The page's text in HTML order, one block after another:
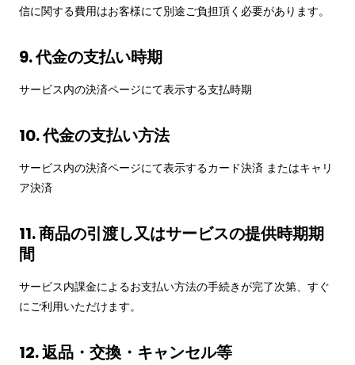
信に関する費用はお客様にて別途ご負担頂く必要があります。
9. 代金の支払い時期
サービス内の決済ページにて表示する支払時期
10. 代金の支払い方法
サービス内の決済ページにて表示するカード決済 またはキャリ
ア決済
11. 商品の引渡し又はサービスの提供時期期
間
サービス内課金によるお支払い方法の手続きが完了次第、すぐ
にご利用いただけます。
12. 返品・交換・キャンセル等